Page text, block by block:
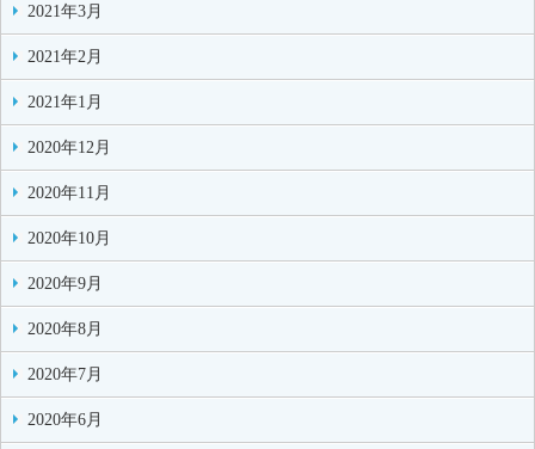
2021年3月
2021年2月
2021年1月
2020年12月
2020年11月
2020年10月
2020年9月
2020年8月
2020年7月
2020年6月